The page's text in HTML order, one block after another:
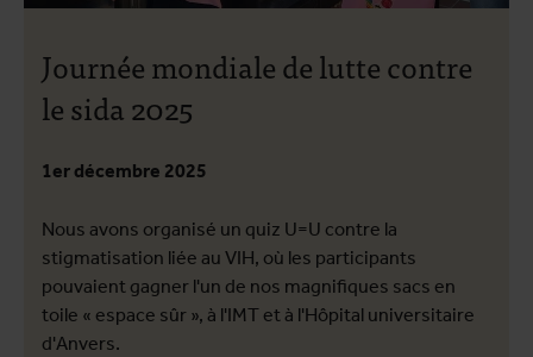
Journée mondiale de lutte contre
le sida 2025
1er décembre 2025
Nous avons organisé un quiz U=U contre la
stigmatisation liée au VIH, où les participants
pouvaient gagner l'un de nos magnifiques sacs en
toile « espace sûr », à l'IMT et à l'Hôpital universitaire
d'Anvers.